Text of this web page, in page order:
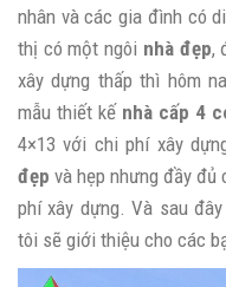
nhân và các gia đình có
thị có một ngôi nhà đẹp,
xây dựng thấp thì hôm
mẫu thiết kế nhà cấp 4
4×13 với chi phí xây
đẹp và hẹp nhưng đầy
phí xây dựng. Và sau
tôi sẽ giới thiệu cho các